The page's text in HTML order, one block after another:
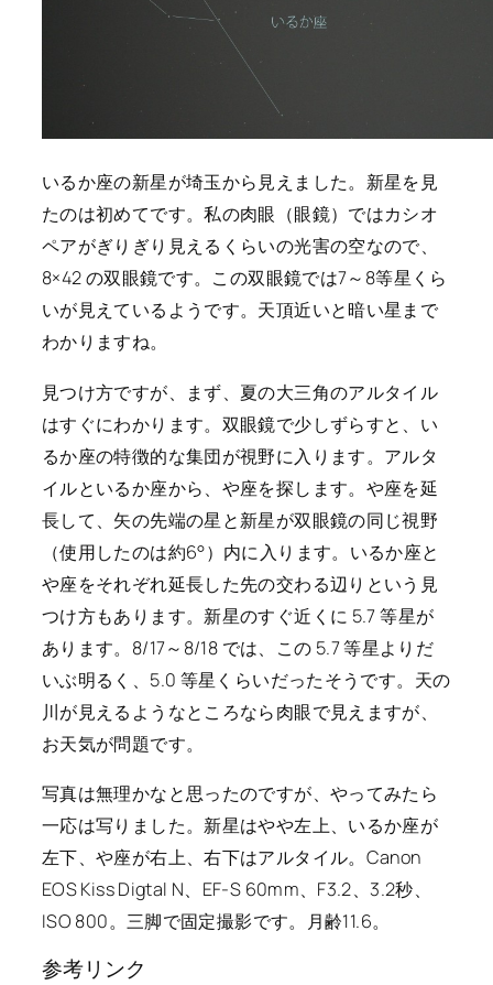
いるか座の新星が埼玉から見えました。新星を見
たのは初めてです。私の肉眼（眼鏡）ではカシオ
ペアがぎりぎり見えるくらいの光害の空なので、
8×42 の双眼鏡です。この双眼鏡では7～8等星くら
いが見えているようです。天頂近いと暗い星まで
わかりますね。
見つけ方ですが、まず、夏の大三角のアルタイル
はすぐにわかります。双眼鏡で少しずらすと、い
るか座の特徴的な集団が視野に入ります。アルタ
イルといるか座から、や座を探します。や座を延
長して、矢の先端の星と新星が双眼鏡の同じ視野
（使用したのは約6°）内に入ります。いるか座と
や座をそれぞれ延長した先の交わる辺りという見
つけ方もあります。新星のすぐ近くに 5.7 等星が
あります。8/17～8/18 では、この 5.7 等星よりだ
いぶ明るく、5.0 等星くらいだったそうです。天の
川が見えるようなところなら肉眼で見えますが、
お天気が問題です。
写真は無理かなと思ったのですが、やってみたら
一応は写りました。新星はやや左上、いるか座が
左下、や座が右上、右下はアルタイル。Canon
EOS Kiss Digtal N、EF-S 60mm、F3.2、3.2秒、
ISO 800。三脚で固定撮影です。月齢11.6。
参考リンク